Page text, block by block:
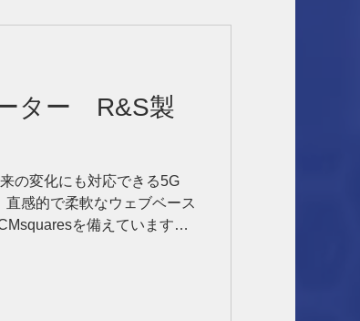
ター R&S製
の変化にも対応できる5G
感的で柔軟なウェブベース
を備えています。